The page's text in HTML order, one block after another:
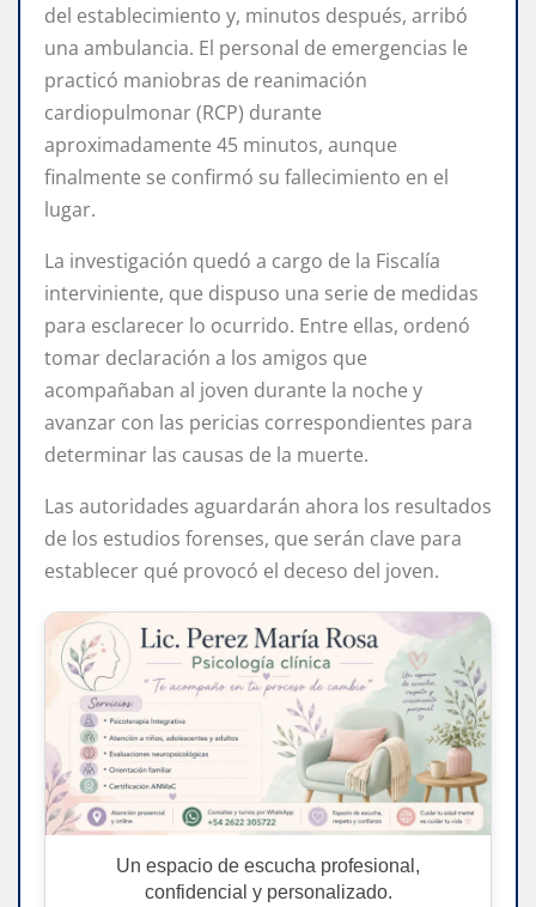
del establecimiento y, minutos después, arribó
una ambulancia. El personal de emergencias le
practicó maniobras de reanimación
cardiopulmonar (RCP) durante
aproximadamente 45 minutos, aunque
finalmente se confirmó su fallecimiento en el
lugar.
La investigación quedó a cargo de la Fiscalía
interviniente, que dispuso una serie de medidas
para esclarecer lo ocurrido. Entre ellas, ordenó
tomar declaración a los amigos que
acompañaban al joven durante la noche y
avanzar con las pericias correspondientes para
determinar las causas de la muerte.
Las autoridades aguardarán ahora los resultados
de los estudios forenses, que serán clave para
establecer qué provocó el deceso del joven.
Un espacio de escucha profesional,
confidencial y personalizado.